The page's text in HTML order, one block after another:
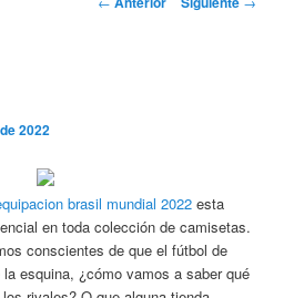
2022
brasil mundial 2022 esta
en toda colección de camisetas.
conscientes de que el fútbol de
esquina, ¿cómo vamos a saber qué